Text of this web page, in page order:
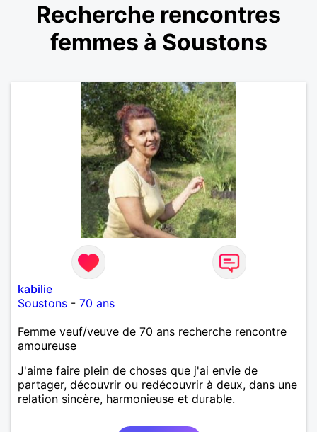
Recherche rencontres
femmes à Soustons
kabilie
Soustons - 70 ans
Femme veuf/veuve de 70 ans recherche rencontre
amoureuse
J'aime faire plein de choses que j'ai envie de
partager, découvrir ou redécouvrir à deux, dans une
relation sincère, harmonieuse et durable.